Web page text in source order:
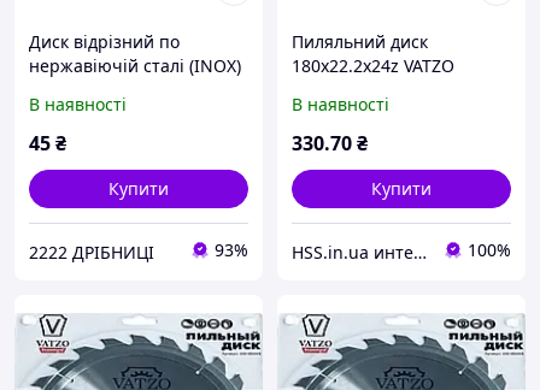
Диск відрізний по
нержавіючій сталі (INOX)
пач, ціна за шт) APRO
В наявності
45₴
Купити
2222 ДРІБНИЦІ 93%
Пиляльний диск
180х22.2х24z VATZO
В наявності
330.70₴
Купити
HSS.in.ua интернет магазин деревообрабатывающего инструмента 100%